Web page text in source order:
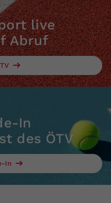
live
Abruf
In
des ÖTV
In